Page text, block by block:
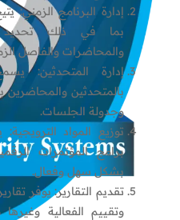
إدارة البرنامج الزمني:
بما في ذلك تحديد
والمحاضرات والفاصل
إدارة المتحدثين:
بالمتحدثين والمحاضرين
وجدولة الجلسات.
توزيع المواد
برامج المؤتمرات
بشكل سهل وفعال.
تقديم التقارير: يوفر
وتقييم الفعالية وغيرها